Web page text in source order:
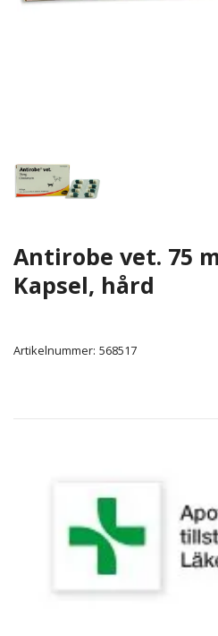
Antirobe vet. 75
Kapsel, hård
Artikelnummer: 568517